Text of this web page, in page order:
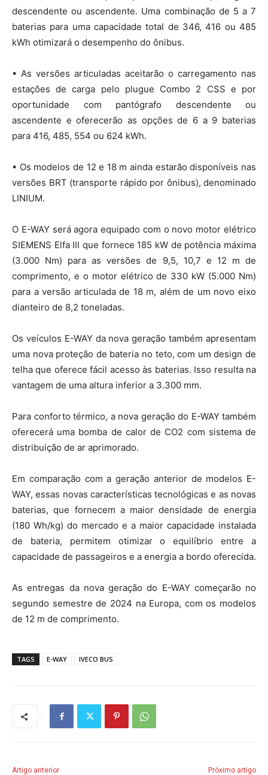
descendente ou ascendente. Uma combinação de 5 a 7
baterias para uma capacidade total de 346, 416 ou 485
kWh otimizará o desempenho do ônibus.
• As versões articuladas aceitarão o carregamento nas
estações de carga pelo plugue Combo 2 CSS e por
oportunidade com pantógrafo descendente ou
ascendente e oferecerão as opções de 6 a 9 baterias
para 416, 485, 554 ou 624 kWh.
• Os modelos de 12 e 18 m ainda estarão disponíveis nas
versões BRT (transporte rápido por ônibus), denominado
LINIUM.
O E-WAY será agora equipado com o novo motor elétrico
SIEMENS Elfa III que fornece 185 kW de potência máxima
(3.000 Nm) para as versões de 9,5, 10,7 e 12 m de
comprimento, e o motor elétrico de 330 kW (5.000 Nm)
para a versão articulada de 18 m, além de um novo eixo
dianteiro de 8,2 toneladas.
Os veículos E-WAY da nova geração também apresentam
uma nova proteção de bateria no teto, com um design de
telha que oferece fácil acesso às baterias. Isso resulta na
vantagem de uma altura inferior a 3.300 mm.
Para conforto térmico, a nova geração do E-WAY também
oferecerá uma bomba de calor de CO2 com sistema de
distribuição de ar aprimorado.
Em comparação com a geração anterior de modelos E-
WAY, essas novas características tecnológicas e as novas
baterias, que fornecem a maior densidade de energia
(180 Wh/kg) do mercado e a maior capacidade instalada
de bateria, permitem otimizar o equilíbrio entre a
capacidade de passageiros e a energia a bordo oferecida.
As entregas da nova geração do E-WAY começarão no
segundo semestre de 2024 na Europa, com os modelos
de 12 m de comprimento.
TAGS E-WAY IVECO BUS
Artigo anterior Próximo artigo